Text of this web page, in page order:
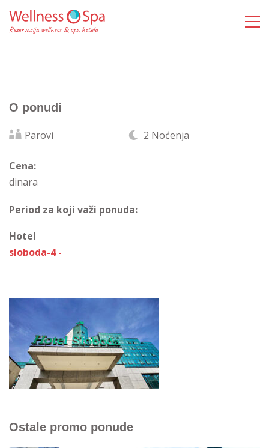
O ponudi
Parovi 2 Noćenja
Cena:
dinara
Period za koji važi ponuda:
Hotel
sloboda-4 -
Ostale promo ponude